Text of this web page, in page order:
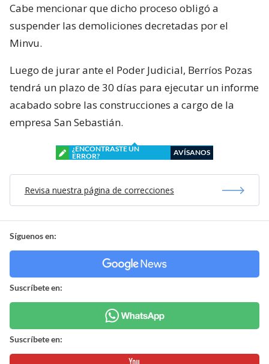
Cabe mencionar que dicho proceso obligó a
suspender las demoliciones decretadas por el
Minvu.
Luego de jurar ante el Poder Judicial, Berríos Pozas
tendrá un plazo de 30 días para ejecutar un informe
acabado sobre las construcciones a cargo de la
empresa San Sebastián.
¿ENCONTRASTE UN
ERROR?
AVÍSANOS
Revisa nuestra página de correcciones
Síguenos en:
Suscríbete en:
Suscríbete en: